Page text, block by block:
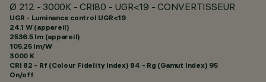
Ø 212 - 3000K - CRI80 - UGR<19 - CONVERTISSEUR
UGR - Luminance control UGR<19
24.1 W (appareil)
2536.5 lm (appareil)
105.25 lm/W
3000 K
CRI 82 - Rf (Colour Fidelity Index) 84 - Rg (Gamut Index) 95
On/off